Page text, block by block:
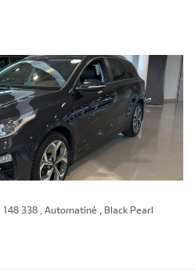
148 338 , Automatinė , Black Pearl